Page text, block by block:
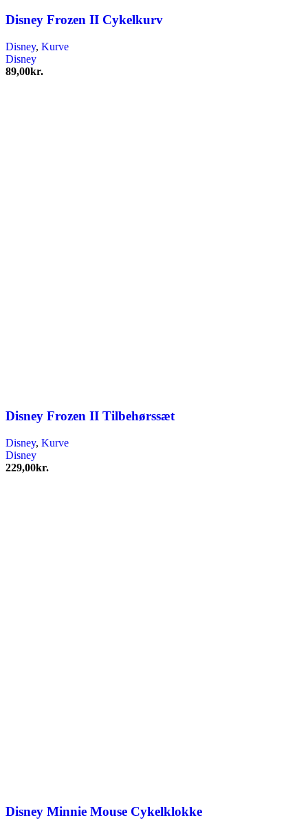
Disney Frozen II Cykelkurv
Disney, Kurve
Disney
89,00kr.
Disney Frozen II Tilbehørssæt
Disney, Kurve
Disney
229,00kr.
Disney Minnie Mouse Cykelklokke